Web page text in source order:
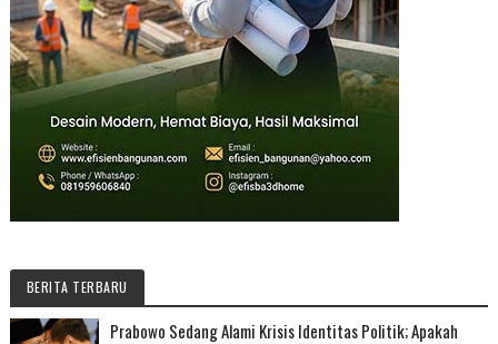
BERITA TERBARU
Prabowo Sedang Alami Krisis Identitas Politik; Apakah